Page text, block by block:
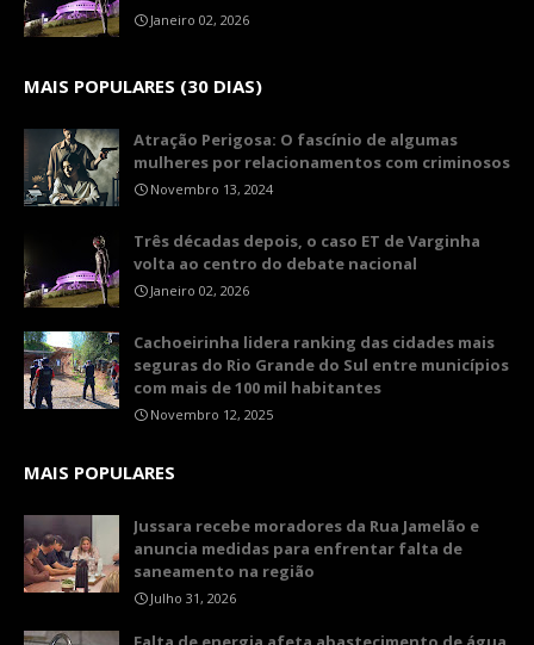
Janeiro 02, 2026
MAIS POPULARES (30 DIAS)
Atração Perigosa: O fascínio de algumas
mulheres por relacionamentos com criminosos
Novembro 13, 2024
Três décadas depois, o caso ET de Varginha
volta ao centro do debate nacional
Janeiro 02, 2026
Cachoeirinha lidera ranking das cidades mais
seguras do Rio Grande do Sul entre municípios
com mais de 100 mil habitantes
Novembro 12, 2025
MAIS POPULARES
Jussara recebe moradores da Rua Jamelão e
anuncia medidas para enfrentar falta de
saneamento na região
Julho 31, 2026